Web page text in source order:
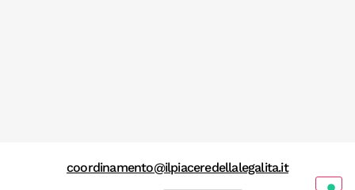
coordinamento@ilpiaceredellalegalita.it